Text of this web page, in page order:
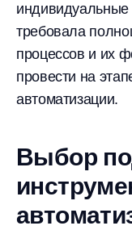
требовала
процессов и их
провести на
автоматизации.
Выбор